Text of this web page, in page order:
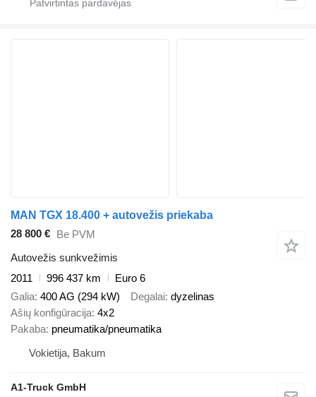
MAN TGX 18.400 + autovežis priekaba
28 800 € Be PVM
Autovežis sunkvežimis
2011
996 437 km
Euro 6
Galia 400 AG (294 kW) Degalai dyzelinas
Ašių konfigūracija 4x2
Pakaba pneumatika/pneumatika
Vokietija, Bakum
A1-Truck GmbH